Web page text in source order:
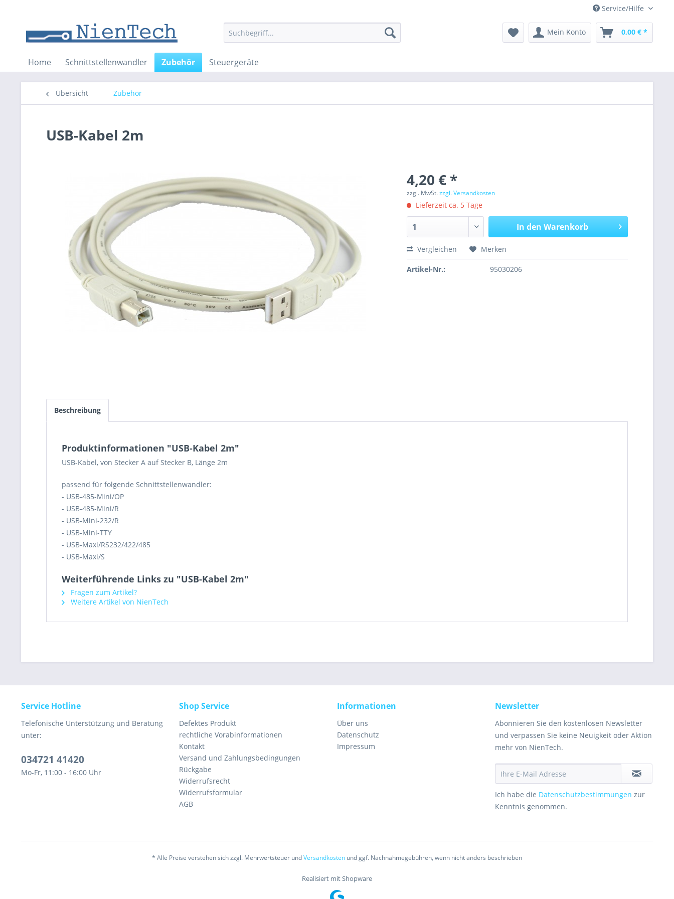
Service/Hilfe
Mein Konto 0,00 € *
Home Schnittstellenwandler Zubehör Steuergeräte
Übersicht Zubehör
USB-Kabel 2m
4,20 € *
zzgl. MwSt.zzgl. Versandkosten
Lieferzeit ca. 5 Tage
In den Warenkorb
Vergleichen Merken
Artikel-Nr.: 95030206
Beschreibung
Produktinformationen "USB-Kabel 2m"
USB-Kabel, von Stecker A auf Stecker B, Länge 2m
passend für folgende Schnittstellenwandler:
- USB-485-Mini/OP
- USB-485-Mini/R
- USB-Mini-232/R
- USB-Mini-TTY
- USB-Maxi/RS232/422/485
- USB-Maxi/S
Weiterführende Links zu "USB-Kabel 2m"
Fragen zum Artikel?
Weitere Artikel von NienTech
Service Hotline
Telefonische Unterstützung und Beratung
unter:
034721 41420
Mo-Fr, 11:00 - 16:00 Uhr
Shop Service
Defektes Produkt
rechtliche Vorabinformationen
Kontakt
Versand und Zahlungsbedingungen
Rückgabe
Widerrufsrecht
Widerrufsformular
AGB
Informationen
Über uns
Datenschutz
Impressum
Newsletter
Abonnieren Sie den kostenlosen Newsletter
und verpassen Sie keine Neuigkeit oder Aktion
mehr von NienTech.
Ich habe die Datenschutzbestimmungen zur
Kenntnis genommen.
* Alle Preise verstehen sich zzgl. Mehrwertsteuer undVersandkosten und ggf. Nachnahmegebühren, wenn nicht anders beschrieben
Realisiert mit Shopware